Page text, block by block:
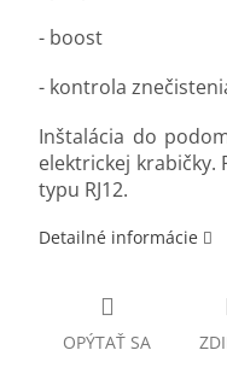
- boost
- kontrola
Inštalácia do
elektrickej krabičky.
typu RJ12.
Detailné informácie
OPÝTAŤ SA